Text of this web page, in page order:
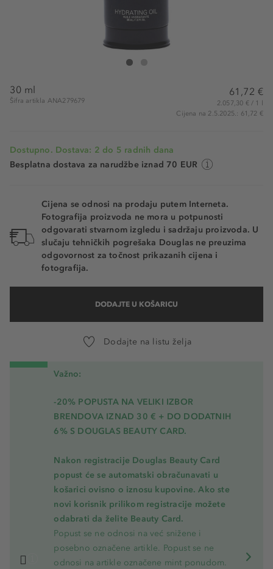
Anastasia Beverly Hills Hydrating Oil
30 ml
Šifra artikla ANA279679
61,72 €
2.057,30 € / 1 l
Cijena na 2.5.2025.: 61,72 €
Dostupno. Dostava: 2 do 5 radnih dana
Besplatna dostava za narudžbe iznad 70 EUR
Cijena se odnosi na prodaju putem Interneta.
Fotografija proizvoda ne mora u potpunosti
odgovarati stvarnom izgledu i sadržaju proizvoda. U
slučaju tehničkih pogrešaka Douglas ne preuzima
odgovornost za točnost prikazanih cijena i
fotografija.
DODAJTE U KOŠARICU
Dodajte na listu želja
Važno:
-20% POPUSTA NA VELIKI IZBOR
BRENDOVA IZNAD 30 € + DO DODATNIH
6% S DOUGLAS BEAUTY CARD.
Nakon registracije Douglas Beauty Card
popust će se automatski obračunavati u
košarici ovisno o iznosu kupovine. Ako ste
novi korisnik prilikom registracije možete
odabrati da želite Beauty Card.
Popust se ne odnosi na već snižene i
posebno označene artikle. Popust se ne
odnosi na artikle označene mint ponudom.